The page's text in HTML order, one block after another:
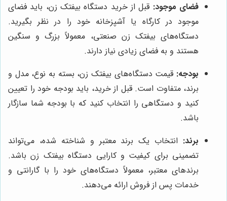
فضای موجود: قبل از خرید دستگاه بیفتک زن، باید فضای
موجود در کارگاه یا آشپزخانه خود را در نظر بگیرید.
دستگاه‌های بیفتک زن صنعتی، معمولاً بزرگ و سنگین
هستند و به فضای زیادی نیاز دارند.
بودجه: قیمت دستگاه‌های بیفتک زن، بسته به نوع، مدل و
برند، متفاوت است. قبل از خرید، باید بودجه خود را تعیین
کنید و دستگاهی را انتخاب کنید که با بودجه شما سازگار
باشد.
برند: انتخاب یک برند معتبر و شناخته شده، می‌تواند
تضمینی برای کیفیت و کارایی دستگاه بیفتک زن باشد.
برندهای معتبر، معمولاً دستگاه‌های خود را با گارانتی و
خدمات پس از فروش ارائه می‌دهند.